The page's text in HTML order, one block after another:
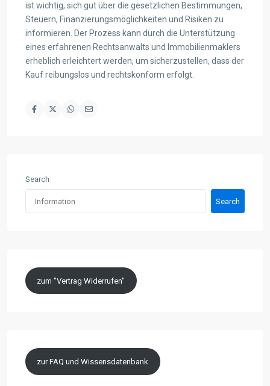
ist wichtig, sich gut über die gesetzlichen Bestimmungen,
Steuern, Finanzierungsmöglichkeiten und Risiken zu
informieren. Der Prozess kann durch die Unterstützung
eines erfahrenen Rechtsanwalts und Immobilienmaklers
erheblich erleichtert werden, um sicherzustellen, dass der
Kauf reibungslos und rechtskonform erfolgt.
Search
Search
zum "Vertrag Widerrufen"
zur FAQ und Wissensdatenbank